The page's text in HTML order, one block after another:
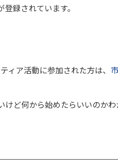
録されています。
ィア活動に参加された方は、
けど何から始めたらいいのかわ